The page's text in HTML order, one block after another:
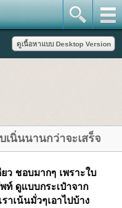
เนิ่นนานกว่าจะเสร็จ
ว ชอบมากๆ เพราะใบ
ท์ ดูแบบกระเป๋าจาก
าเน้นมั่วๆเอาไปบ้าง